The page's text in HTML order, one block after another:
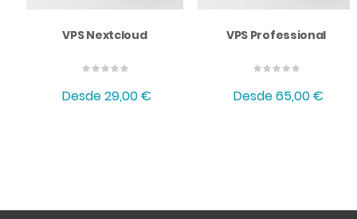
VPS Nextcloud
Desde29,00 €
VPS Professional
Desde65,00 €